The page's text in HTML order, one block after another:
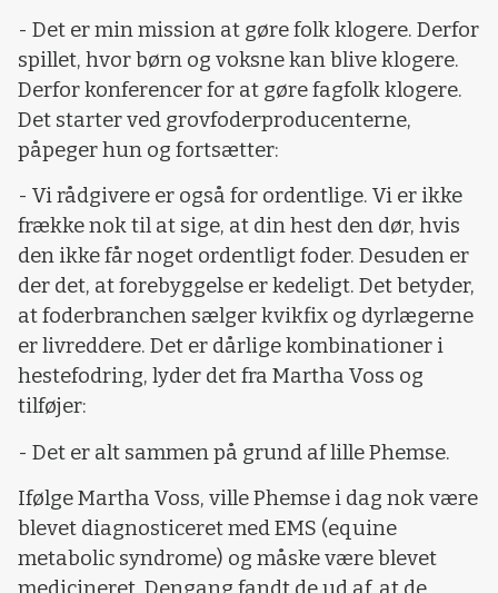
- Det er min mission at gøre folk klogere. Derfor
spillet, hvor børn og voksne kan blive klogere.
Derfor konferencer for at gøre fagfolk klogere.
Det starter ved grovfoderproducenterne,
påpeger hun og fortsætter:
- Vi rådgivere er også for ordentlige. Vi er ikke
frække nok til at sige, at din hest den dør, hvis
den ikke får noget ordentligt foder. Desuden er
der det, at forebyggelse er kedeligt. Det betyder,
at foderbranchen sælger kvikfix og dyrlægerne
er livreddere. Det er dårlige kombinationer i
hestefodring, lyder det fra Martha Voss og
tilføjer:
- Det er alt sammen på grund af lille Phemse.
Ifølge Martha Voss, ville Phemse i dag nok være
blevet diagnosticeret med EMS (equine
metabolic syndrome) og måske være blevet